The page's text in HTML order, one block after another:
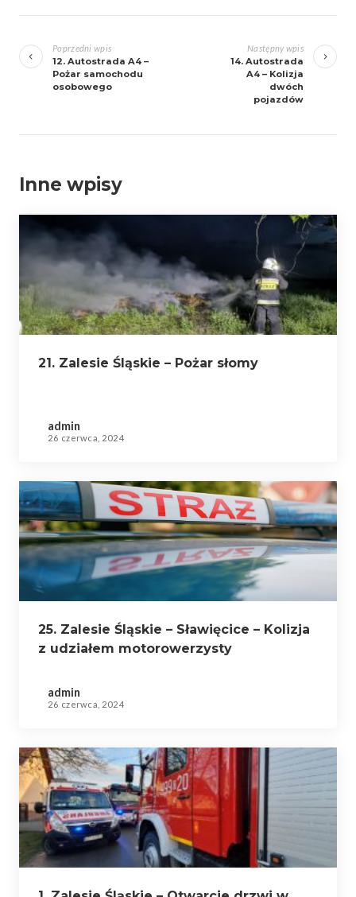
wpisyPoprzedni wpis
12. Autostrada A4 –
Pożar samochodu
osobowego
Następny wpis
14. Autostrada
A4 – Kolizja
dwóch
pojazdów
Inne wpisy
21. Zalesie Śląskie – Pożar słomy
admin
26 czerwca, 2024
25. Zalesie Śląskie – Sławięcice – Kolizja
z udziałem motorowerzysty
admin
26 czerwca, 2024